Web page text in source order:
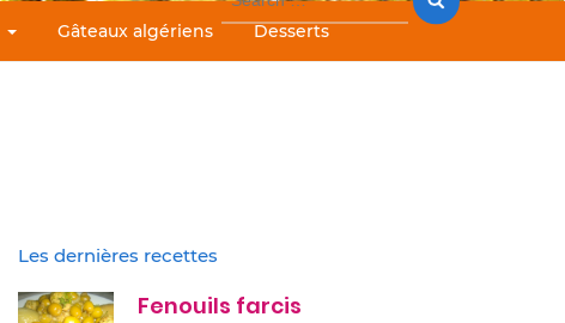
Gâteaux algériens Desserts
Les dernières recettes
Fenouils farcis